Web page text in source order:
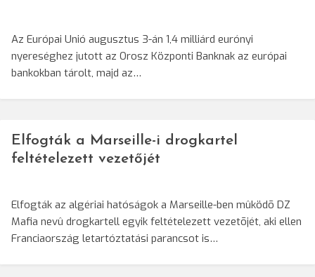
Az Európai Unió augusztus 3-án 1,4 milliárd eurónyi
nyereséghez jutott az Orosz Központi Banknak az európai
bankokban tárolt, majd az…
Elfogták a Marseille-i drogkartel
feltételezett vezetőjét
Elfogták az algériai hatóságok a Marseille-ben mûködõ DZ
Mafia nevû drogkartell egyik feltételezett vezetõjét, aki ellen
Franciaország letartóztatási parancsot is…